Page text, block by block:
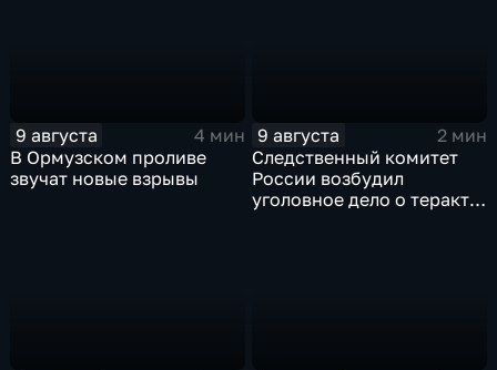
9 августа
4 мин
В Ормузском проливе
звучат новые взрывы
9 августа
2 мин
Следственный комитет
России возбудил
уголовное дело о теракте